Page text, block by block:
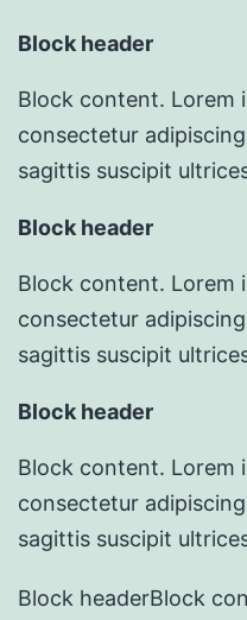
Block header
Block content. Lorem
consectetur
sagittis suscipit
Block header
Block content. Lorem
consectetur
sagittis suscipit
Block header
Block content. Lorem
consectetur
sagittis suscipit
Block headerBlock